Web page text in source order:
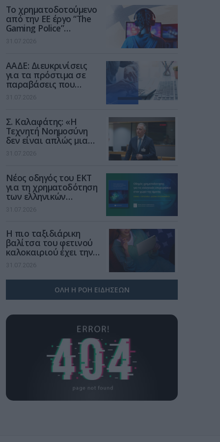
Το χρηματοδοτούμενο
από την ΕΕ έργο “The
Gaming Police”
ενισχύει την ασφάλεια
των παιδιών στο
31.07.2026
ΑΑΔΕ: Διευκρινίσεις
για τα πρόστιμα σε
παραβάσεις που
αφορούν τους ΦΗΜ
31.07.2026
Σ. Καλαφάτης: «Η
Τεχνητή Νοημοσύνη
δεν είναι απλώς μια
νέα τεχνολογία, είναι
μια νέα βιομηχανική
31.07.2026
Νέος οδηγός του ΕΚΤ
για τη χρηματοδότηση
των ελληνικών
επιχειρήσεων στον
χώρο της άμυνας
31.07.2026
Η πιο ταξιδιάρικη
βαλίτσα του φετινού
καλοκαιριού έχει την
υπογραφή της Xiaomi
31.07.2026
ΟΛΗ Η ΡΟΗ ΕΙΔΗΣΕΩΝ